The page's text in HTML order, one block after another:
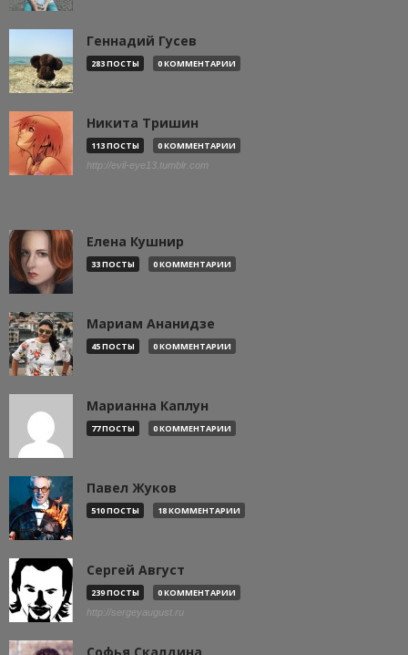
Геннадий Гусев
283 ПОСТЫ 0 КОММЕНТАРИИ
Никита Тришин
113 ПОСТЫ 0 КОММЕНТАРИИ
http://evil-eye13.tumblr.com
Елена Кушнир
33 ПОСТЫ 0 КОММЕНТАРИИ
Мариам Ананидзе
45 ПОСТЫ 0 КОММЕНТАРИИ
Марианна Каплун
77 ПОСТЫ 0 КОММЕНТАРИИ
Павел Жуков
510 ПОСТЫ 18 КОММЕНТАРИИ
Сергей Август
239 ПОСТЫ 0 КОММЕНТАРИИ
http://sergeyaugust.ru